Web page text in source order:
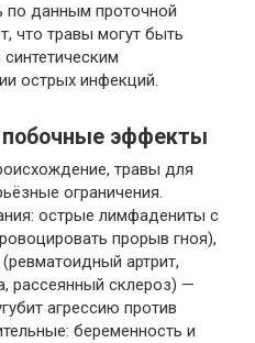
по данным проточной
что травы могут быть
острых инфекций.
побочные эффекты
травы для
ограничения.
острые лимфадениты с
прорыв гноя),
артрит,
рассеянный склероз) —
агрессию против
беременность и